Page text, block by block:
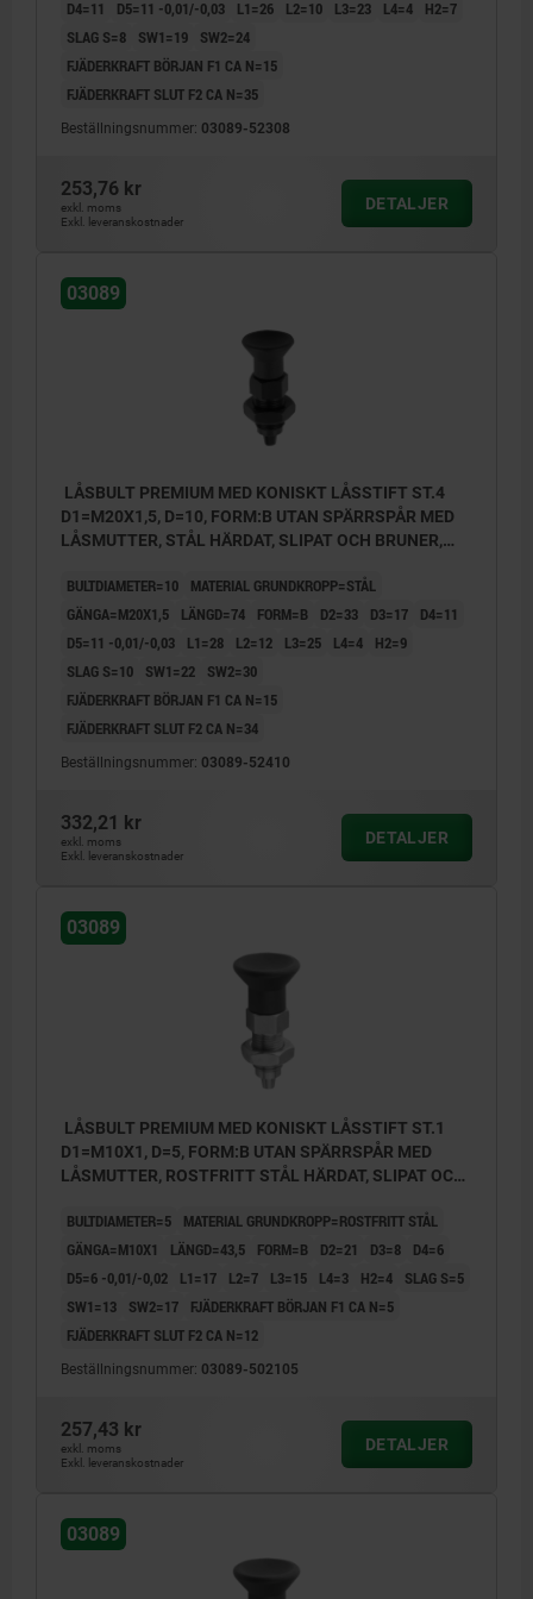
D4=11 D5=11 -0,01/-0,03 L1=26 L2=10 L3=23 L4=4
H2=7
SLAG S=8
SW1=19
SW2=24
FJÄDERKRAFT BÖRJAN F1 CA N=15
FJÄDERKRAFT SLUT F2 CA N=35
Beställningsnummer: 03089-52308
253,76 kr
exkl. moms
Exkl. leveranskostnader
DETALJER
03089
LÅSBULT PREMIUM MED KONISKT LÅSSTIFT ST.4
D1=M20X1,5, D=10, FORM:B UTAN SPÄRRSPÅR MED
LÅSMUTTER, STÅL HÄRDAT, SLIPAT OCH BRUNER,
BULTDIAMETER=10
MATERIAL GRUNDKROPP=STÅL
GÄNGA=M20X1,5
LÄNGD=74 FORM=B D2=33 D3=17
D4=11
D5=11 -0,01/-0,03
L1=28 L2=12 L3=25 L4=4
H2=9
SLAG S=10
SW1=22
SW2=30
FJÄDERKRAFT BÖRJAN F1 CA N=15
FJÄDERKRAFT SLUT F2 CA N=34
Beställningsnummer: 03089-52410
332,21 kr
exkl. moms
Exkl. leveranskostnader
DETALJER
03089
LÅSBULT PREMIUM MED KONISKT LÅSSTIFT ST.1
D1=M10X1, D=5, FORM:B UTAN SPÄRRSPÅR MED
LÅSMUTTER, ROSTFRITT STÅL HÄRDAT, SLIPAT OCH
BULTDIAMETER=5
MATERIAL GRUNDKROPP=ROSTFRITT STÅL
GÄNGA=M10X1
LÄNGD=43,5 FORM=B D2=21 D3=8
D4=6
D5=6 -0,01/-0,02
L1=17 L2=7 L3=15 L4=3 H2=4
SLAG S=5
SW1=13
SW2=17
FJÄDERKRAFT BÖRJAN F1 CA N=5
FJÄDERKRAFT SLUT F2 CA N=12
Beställningsnummer: 03089-502105
257,43 kr
exkl. moms
Exkl. leveranskostnader
DETALJER
03089